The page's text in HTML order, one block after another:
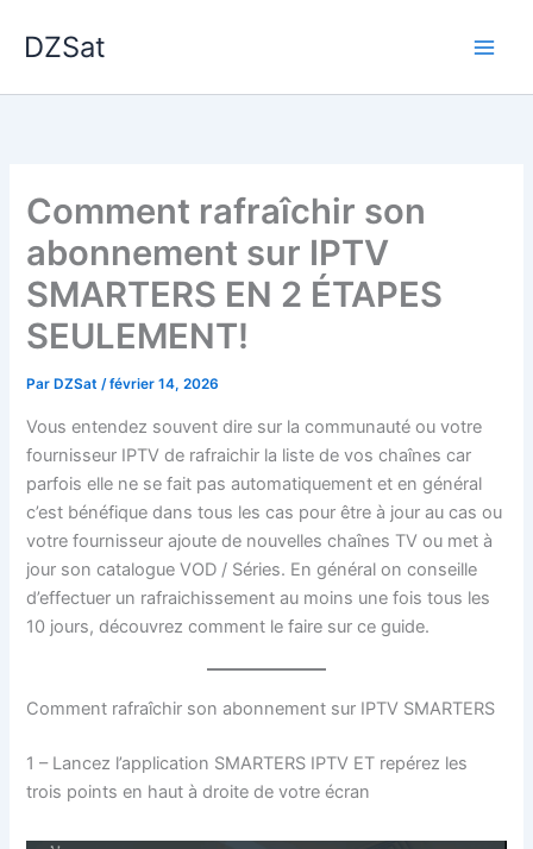
DZSat
Comment rafraîchir son
abonnement sur IPTV
SMARTERS EN 2 ÉTAPES
SEULEMENT!
Par DZSat/février 14, 2026
Vous entendez souvent dire sur la communauté ou votre
fournisseur IPTV de rafraichir la liste de vos chaînes car
parfois elle ne se fait pas automatiquement et en général
c’est bénéfique dans tous les cas pour être à jour au cas ou
votre fournisseur ajoute de nouvelles chaînes TV ou met à
jour son catalogue VOD / Séries. En général on conseille
d’effectuer un rafraichissement au moins une fois tous les
10 jours, découvrez comment le faire sur ce guide.
Comment rafraîchir son abonnement sur IPTV SMARTERS
1 – Lancez l’application SMARTERS IPTV ET repérez les
trois points en haut à droite de votre écran